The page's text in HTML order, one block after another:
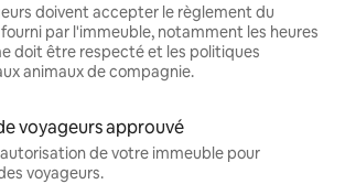
doivent accepter le règlement du
par l'immeuble, notamment les heures
doit être respecté et les politiques
animaux de compagnie.
voyageurs approuvé
de votre immeuble pour
voyageurs.